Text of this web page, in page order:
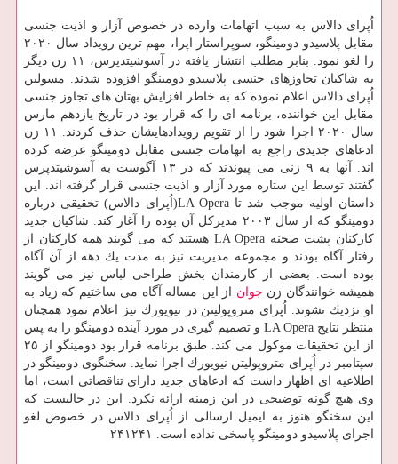
اُپرای دالاس به سبب اتهامات وارده در خصوص آزار و اذیت جنسی
مقابل پلاسیدو دومینگو، سوپراستار اپرا، مهم ترین رویداد سال ۲۰۲۰
را لغو نمود. بنابر مطلب انتشار یافته در آسوشیتدپرس، ۱۱ زن دیگر
به شاكیان تجاوزهای جنسی پلاسیدو دومینگو افزوده شدند. مسولین
اُپرای دالاس اعلام نموده كه به خاطر افزایش بهتان های تجاوز جنسی
مقابل این خواننده، برنامه ای را كه قرار بود در تاریخ یازدهم مارس
سال ۲۰۲۰ اجرا شود را از تقویم رویدادهایشان حذف كردند. ۱۱ زن
ادعاهای جدیدی راجع به اتهامات جنسی مقابل دومینگو عرضه كرده
اند. آنها به ۹ زنی می پیوندند كه در ۱۳ آگوست به آسوشیتدپرس
گفتند توسط این ستاره مورد آزار و اذیت جنسی قرار گرفته اند. این
داستان اولیه موجب شد تا LA Opera(اُپرای دالاس) تحقیقی درباره
دومینگو كه از سال ۲۰۰۳ مدیركل آن بوده را آغاز كند. شاكیان جدید
كاركنان پشت صحنه LA Opera هستند كه می گویند همه كاركنان از
رفتار آگاه بودند و مجموعه مدیریت نیز به مدت یك دهه از آن آگاه
بوده است. بعضی از كارمندان بخش طراحی لباس نیز می گویند
همیشه خوانندگان زن جوان از این مساله آگاه می ساختیم كه زیاد به
او نزدیك نشوند. اُپرای متروپولیتن در نیویورك نیز اعلام نمود همچنان
منتظر نتایج LA Opera و تصمیم گیری در مورد آینده دومینگو را به پس
از این تحقیقات موكول می كند. طبق برنامه قرار بود دومینگو از ۲۵
سپتامبر در اُپرای متروپولیتن نیویورك اجرا نماید. سخنگوی دومینگو در
اطلاعیه ای اظهار داشت كه ادعاهای جدید دارای تناقضاتی است، اما
وی هیچ گونه توضیحی در این زمینه ارائه نكرد. این در حالیست كه
این سخنگو هنوز به ایمیل ارسالی از اُپرای دالاس در خصوص لغو
اجرای پلاسیدو دومینگو پاسخی نداده است. ۲۴۱۲۴۱